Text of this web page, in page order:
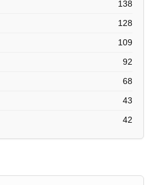
138
128
109
92
68
43
42